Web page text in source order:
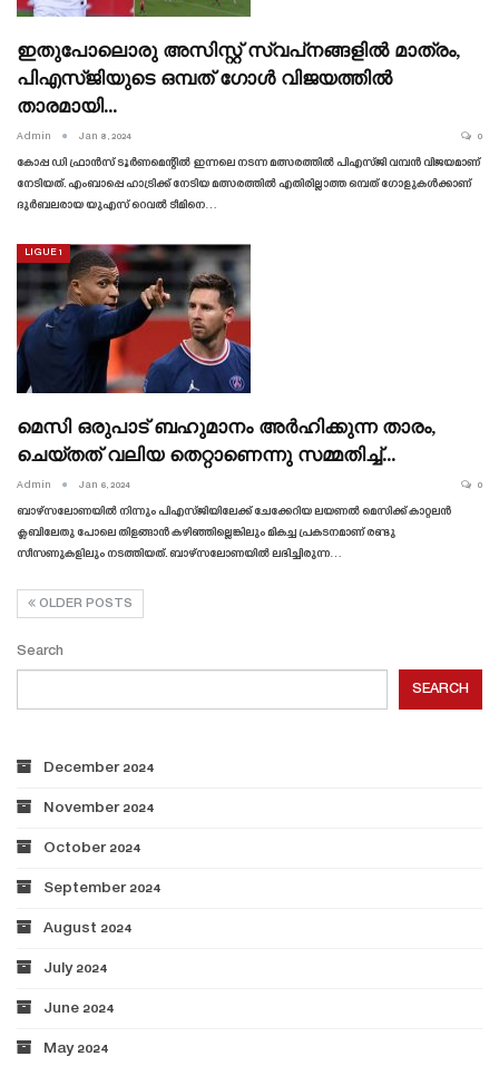
ഇതുപോലൊരു അസിസ്റ്റ് സ്വപ്‌നങ്ങളിൽ മാത്രം,
പിഎസ്‌ജിയുടെ ഒമ്പത് ഗോൾ വിജയത്തിൽ
താരമായി…
Admin Jan 8, 2024 0
കോപ്പ ഡി ഫ്രാൻസ് ടൂർണമെന്റിൽ ഇന്നലെ നടന്ന മത്സരത്തിൽ പിഎസ്‌ജി വമ്പൻ വിജയമാണ്
നേടിയത്. എംബാപ്പെ ഹാട്രിക്ക് നേടിയ മത്സരത്തിൽ എതിരില്ലാത്ത ഒമ്പത് ഗോളുകൾക്കാണ്
ദുർബലരായ യുഎസ് റെവൽ ടീമിനെ…
LIGUE 1
മെസി ഒരുപാട് ബഹുമാനം അർഹിക്കുന്ന താരം,
ചെയ്‌തത്‌ വലിയ തെറ്റാണെന്നു സമ്മതിച്ച്…
Admin Jan 6, 2024 0
ബാഴ്‌സലോണയിൽ നിന്നും പിഎസ്‌ജിയിലേക്ക് ചേക്കേറിയ ലയണൽ മെസിക്ക് കാറ്റലൻ
ക്ലബിലേതു പോലെ തിളങ്ങാൻ കഴിഞ്ഞില്ലെങ്കിലും മികച്ച പ്രകടനമാണ് രണ്ടു
സീസണുകളിലും നടത്തിയത്. ബാഴ്‌സലോണയിൽ ലഭിച്ചിരുന്ന…
OLDER POSTS
Search
SEARCH
December 2024
November 2024
October 2024
September 2024
August 2024
July 2024
June 2024
May 2024